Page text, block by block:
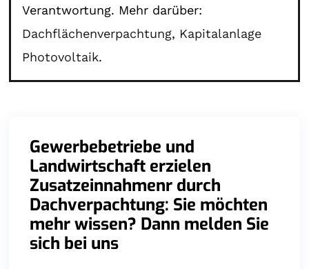
Verantwortung. Mehr darüber:
Dachflächenverpachtung, Kapitalanlage
Photovoltaik.
Gewerbebetriebe und
Landwirtschaft erzielen
Zusatzeinnahmenr durch
Dachverpachtung: Sie möchten
mehr wissen? Dann melden Sie
sich bei uns